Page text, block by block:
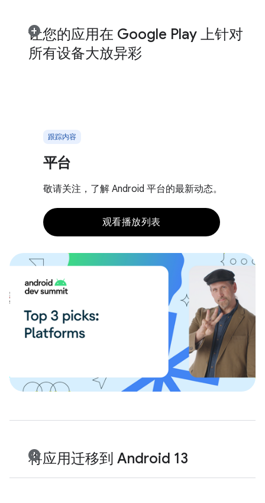
让您的应用在 Google Play 上针对
所有设备大放异彩
跟踪内容
平台
敬请关注，了解 Android 平台的最新动态。
观看播放列表
将应用迁移到 Android 13